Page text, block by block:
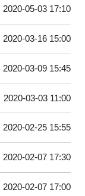
2020-05-03 17:10
2020-03-16 15:00
2020-03-09 15:45
2020-03-03 11:00
2020-02-25 15:55
2020-02-07 17:30
2020-02-07 17:00